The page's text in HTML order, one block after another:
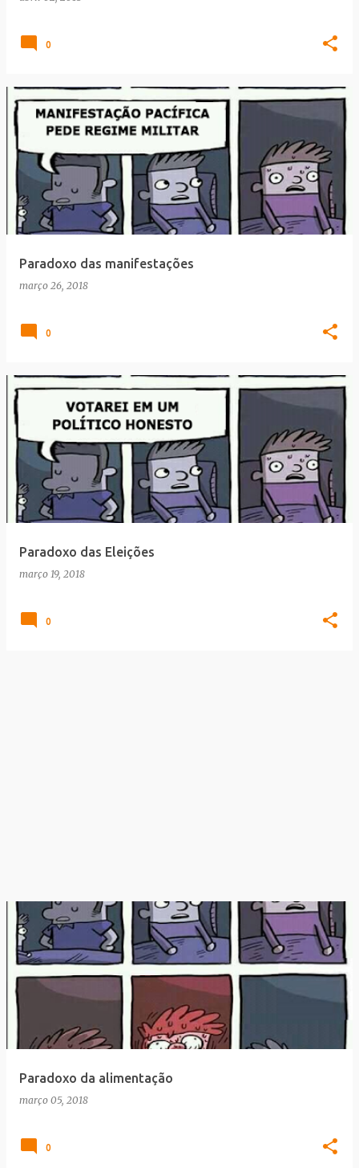
0
Paradoxo das manifestações
março 26, 2018
0
Paradoxo das Eleições
março 19, 2018
0
Paradoxo da alimentação
março 05, 2018
0